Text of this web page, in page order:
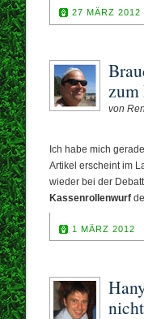
27 MÄRZ 2012
zum
von
Ich habe mich
Artikel erscheint im
wieder bei der
Kassenrollenwurf
1 MÄRZ 2012